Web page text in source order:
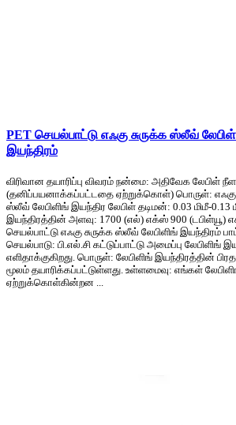
PET செயல்பாட்டு எஃகு சுருக்க ஸ்லீவ்
இயந்திரம்
விரிவான தயாரிப்பு விவரம் நன்மை: அதிவேக லேபிள்
(தனிப்பயனாக்கப்பட்டதை ஏற்றுக்கொள்) பொருள்: எஃகு
ஸ்லீவ் லேபிளிங் இயந்திர லேபிள் தடிமன்: 0.03 மிமீ-
இயந்திரத்தின் அளவு: 1700 (எல்) எக்ஸ் 900 (டபிள்யூ)
செயல்பாட்டு எஃகு சுருக்க ஸ்லீவ் லேபிளிங் இயந்திரம்
செயல்பாடு: பி.எல்.சி கட்டுப்பாட்டு அமைப்பு
எளிதாக்குகிறது. பொருள்: லேபிளிங் இயந்திரத்தின்
மூலம் தயாரிக்கப்பட்டுள்ளது. உள்ளமைவு: எங்கள்
ஏற்றுக்கொள்கின்றன ...